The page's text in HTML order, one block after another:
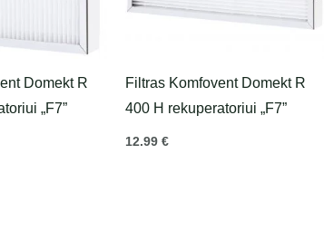
Domekt R
„F7”
Filtras Komfovent Domekt R
400 H rekuperatoriui „F7”
12.99 €